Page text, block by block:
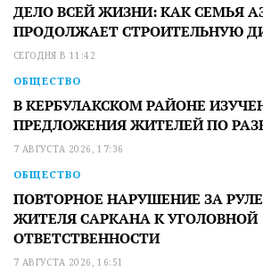
ДЕЛО ВСЕЙ ЖИЗНИ: КАК СЕМЬЯ
ПРОДОЛЖАЕТ СТРОИТЕЛЬНУЮ
СЕГОДНЯ В 11:42
ОБЩЕСТВО
В КЕРБУЛАКСКОМ РАЙОНЕ
ПРЕДЛОЖЕНИЯ ЖИТЕЛЕЙ ПО
7 АВГУСТА 2026, 17:36
ОБЩЕСТВО
ПОВТОРНОЕ НАРУШЕНИЕ ЗА
ЖИТЕЛЯ САРКАНА К УГОЛОВНОЙ
ОТВЕТСТВЕННОСТИ
7 АВГУСТА 2026, 16:51